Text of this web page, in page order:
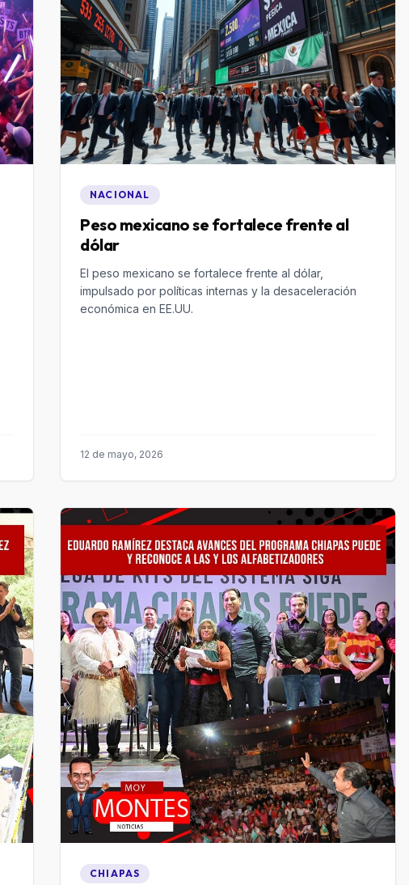
NACIONAL
Peso mexicano se fortalece frente al
dólar
El peso mexicano se fortalece frente al dólar,
impulsado por políticas internas y la desaceleración
económica en EE.UU.
12 de mayo, 2026
CHIAPAS